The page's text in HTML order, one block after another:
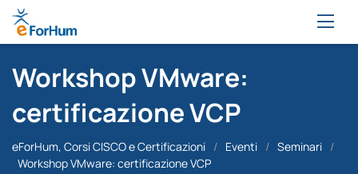
Workshop VMware:
certificazione VCP
eForHum, Corsi CISCO e Certificazioni / Eventi / Seminari /
Workshop VMware: certificazione VCP